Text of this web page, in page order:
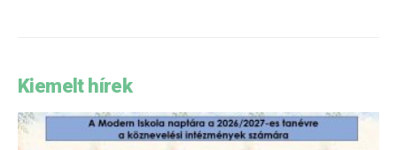
Kiemelt hírek